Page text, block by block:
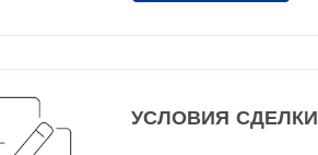
УСЛОВИЯ СДЕЛКИ